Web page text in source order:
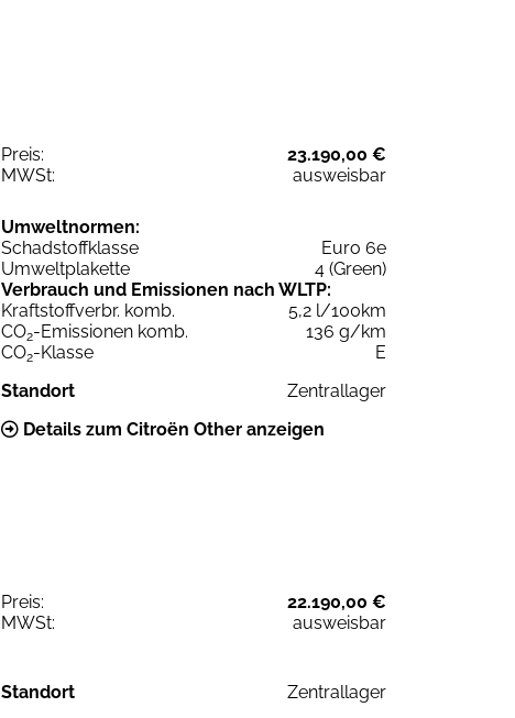
Preis:
23.190,00 €
MWSt:
ausweisbar
Umweltnormen:
Schadstoffklasse
Euro 6e
Umweltplakette
4 (Green)
Verbrauch und Emissionen nach WLTP:
Kraftstoffverbr. komb.
5,2 l/100km
CO2-Emissionen komb.
136 g/km
CO2-Klasse
E
Standort
Zentrallager
Details zum Citroën Other anzeigen
Preis:
22.190,00 €
MWSt:
ausweisbar
Standort
Zentrallager